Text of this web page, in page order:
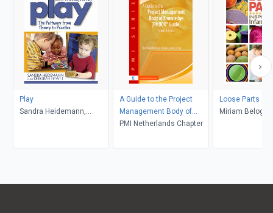
Play
Sandra Heidemann,
A Guide to the Project
Management Body of
Knowledge:
PMI Netherlands Chapter
Loose Parts 2
Miriam